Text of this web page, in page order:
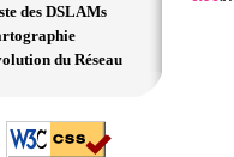
des DSLAMs
du Réseau